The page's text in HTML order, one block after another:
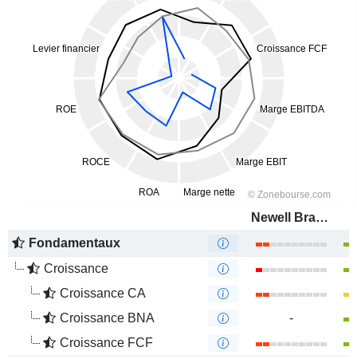
Newell Brands Inc.
Fondamentaux
Croissance
Croissance CA
Croissance BNA
-
Croissance FCF